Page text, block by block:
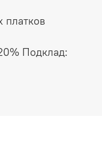
платков
Подклад: